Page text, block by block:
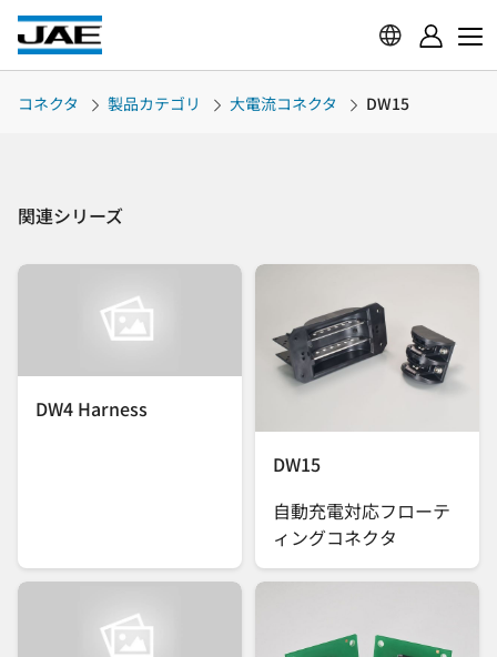
コネクタ 製品カテゴリ 大電流コネクタ DW15
関連シリーズ
DW4 Harness
DW15
自動充電対応フローテ
ィングコネクタ